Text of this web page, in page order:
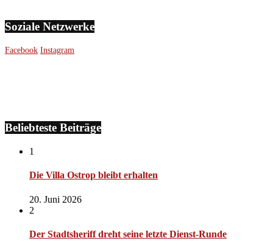
Soziale Netzwerke
Facebook Instagram
Beliebteste Beiträge
1
Die Villa Ostrop bleibt erhalten
20. Juni 2026
2
Der Stadtsheriff dreht seine letzte Dienst-Runde